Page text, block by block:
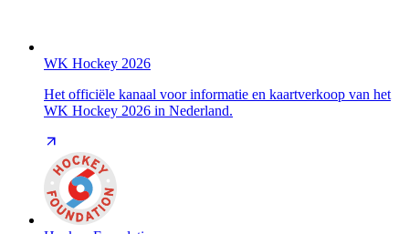
WK Hockey 2026
Het officiële kanaal voor informatie en kaartverkoop van het
WK Hockey 2026 in Nederland.